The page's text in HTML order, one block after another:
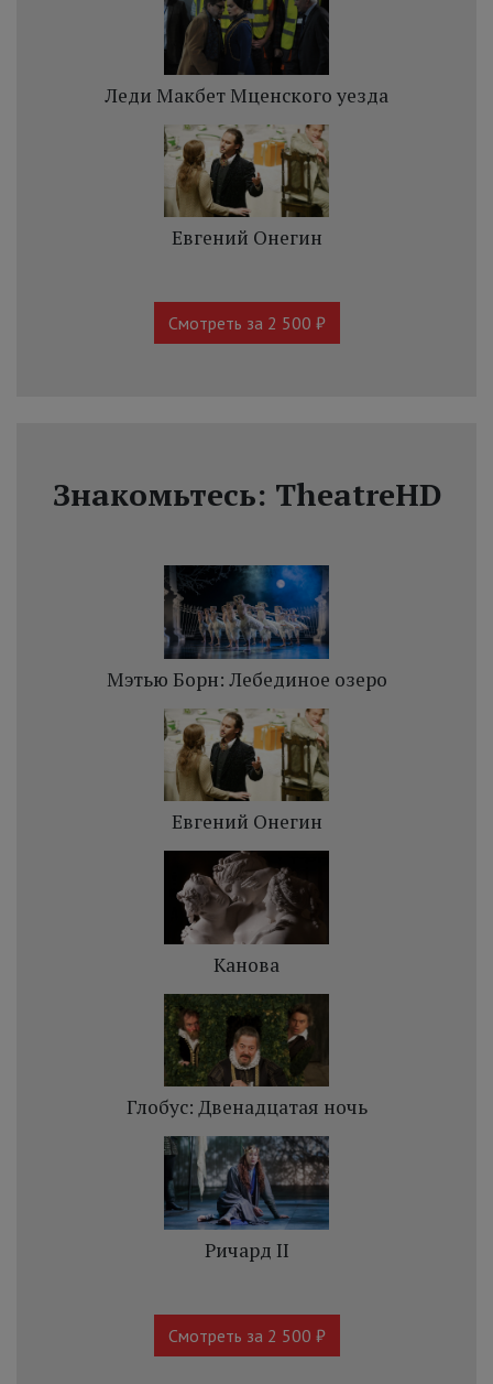
Леди Макбет Мценского уезда
Евгений Онегин
Смотреть за 2 500 ₽
Знакомьтесь: TheatreHD
Мэтью Борн: Лебединое озеро
Евгений Онегин
Канова
Глобус: Двенадцатая ночь
Ричард II
Смотреть за 2 500 ₽